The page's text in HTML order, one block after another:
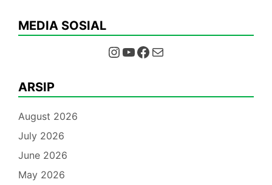
MEDIA SOSIAL
Instagram YouTube Facebook Mail
ARSIP
August 2026
July 2026
June 2026
May 2026